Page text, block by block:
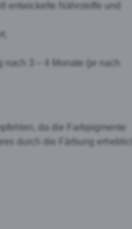
entwickelte Nährstoffe und
3 – 4 Monate (je nach
da die Farbpigmente
durch die Färbung erheblich